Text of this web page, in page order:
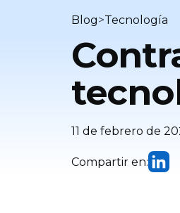
Blog>Tecnología
11 de febrero de
Compartir en: